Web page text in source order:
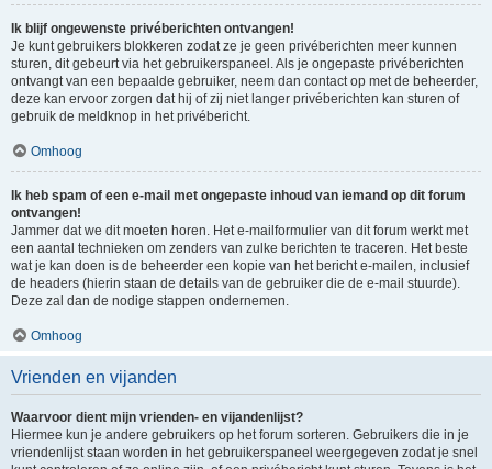
Ik blijf ongewenste privéberichten ontvangen!
Je kunt gebruikers blokkeren zodat ze je geen privéberichten meer kunnen
sturen, dit gebeurt via het gebruikerspaneel. Als je ongepaste privéberichten
ontvangt van een bepaalde gebruiker, neem dan contact op met de beheerder,
deze kan ervoor zorgen dat hij of zij niet langer privéberichten kan sturen of
gebruik de meldknop in het privébericht.
Omhoog
Ik heb spam of een e-mail met ongepaste inhoud van iemand op dit forum
ontvangen!
Jammer dat we dit moeten horen. Het e-mailformulier van dit forum werkt met
een aantal technieken om zenders van zulke berichten te traceren. Het beste
wat je kan doen is de beheerder een kopie van het bericht e-mailen, inclusief
de headers (hierin staan de details van de gebruiker die de e-mail stuurde).
Deze zal dan de nodige stappen ondernemen.
Omhoog
Vrienden en vijanden
Waarvoor dient mijn vrienden- en vijandenlijst?
Hiermee kun je andere gebruikers op het forum sorteren. Gebruikers die in je
vriendenlijst staan worden in het gebruikerspaneel weergegeven zodat je snel